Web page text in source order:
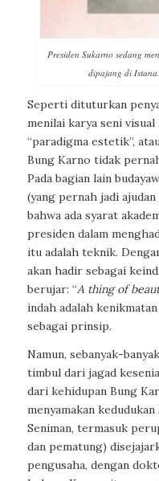
Presiden Sukarno sedang
dipajang di
Seperti dituturkan
menilai karya seni
“paradigma estetik”,
Bung Karno tidak
Pada bagian lain
(yang pernah jadi
bahwa ada syarat
presiden dalam
itu adalah teknik.
akan hadir sebagai
berujar: “A thing of
indah adalah
sebagai prinsip.
Namun, sebanyak-
timbul dari jagad
dari kehidupan Bung
menyamakan
Seniman, termasuk
dan pematung)
pengusaha, dengan